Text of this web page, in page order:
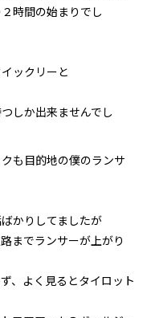
時間の始まりでし
ックリーと
しか出来ませんでし
も目的地の僕のランサ
かりしてましたが
までランサーが上がり
、よく見るとタイロット